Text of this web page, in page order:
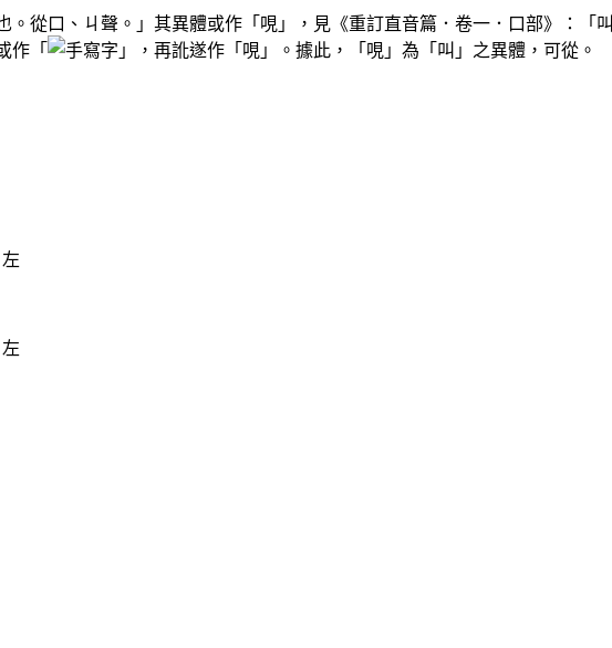
。從口、ㄐ聲。」其異體或作「哯」，見《重訂直音篇．卷一．口部》：「
作「
」，再訛遂作「哯」。據此，「哯」為「叫」之異體，可從。